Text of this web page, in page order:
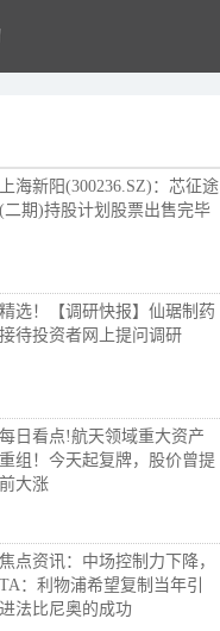
上海新阳(300236.SZ)：芯征途
(二期)持股计划股票出售完毕
精选！【调研快报】仙琚制药
接待投资者网上提问调研
每日看点!航天领域重大资产
重组！今天起复牌，股价曾提
前大涨
焦点资讯：中场控制力下降，
TA：利物浦希望复制当年引
进法比尼奥的成功